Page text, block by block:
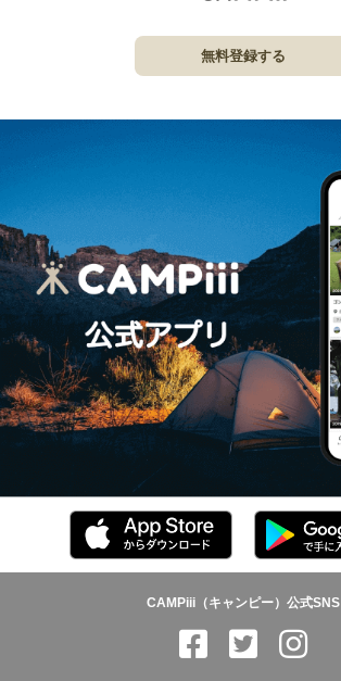
無料登録する
CAMPiii（キャンピー）公式SNS